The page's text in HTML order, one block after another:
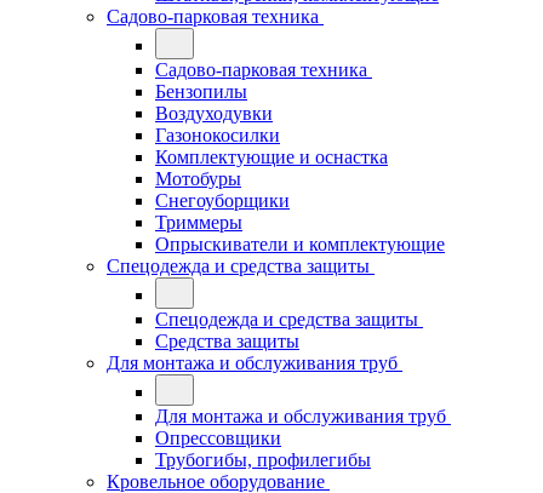
Садово-парковая техника
Садово-парковая техника
Бензопилы
Воздуходувки
Газонокосилки
Комплектующие и оснастка
Мотобуры
Снегоуборщики
Триммеры
Опрыскиватели и комплектующие
Спецодежда и средства защиты
Спецодежда и средства защиты
Средства защиты
Для монтажа и обслуживания труб
Для монтажа и обслуживания труб
Опрессовщики
Трубогибы, профилегибы
Кровельное оборудование